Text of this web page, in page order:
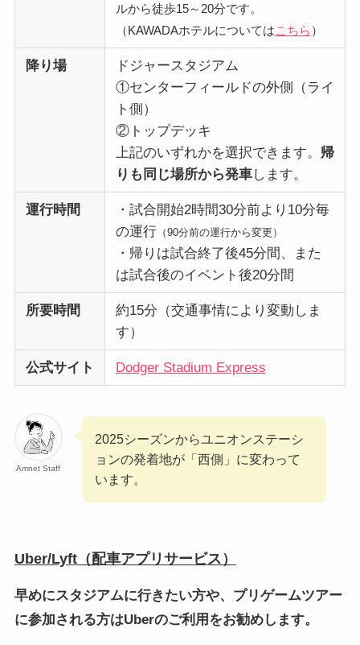
ルから徒歩15～20分です。
（KAWADAホテルについてはこちら ）
降り場
ドジャースタジアム
①センターフィールドの外側（ライ
ト側）
②トップデッキ
上記のいずれかを選択できます。 帰
りも同じ場所から発車します。
運行時間
・試合開始2時間30分前より10分毎
の運行（90分前の運行から変更）
・帰りは試合終了後45分間、また
は試合後のイベント後20分間
所要時間
約15分（交通事情により変動しま
す）
公式サイト Dodger Stadium Express
Amnet Staff
2025シーズンからユニオンステーシ
ョンの発着地が「西側」に変わって
います。
Uber/Lyft（配車アプリサービス）
早めにスタジアムに行きたい方や、プリゲームツアー
に参加される方はUberのご利用をお勧めします。